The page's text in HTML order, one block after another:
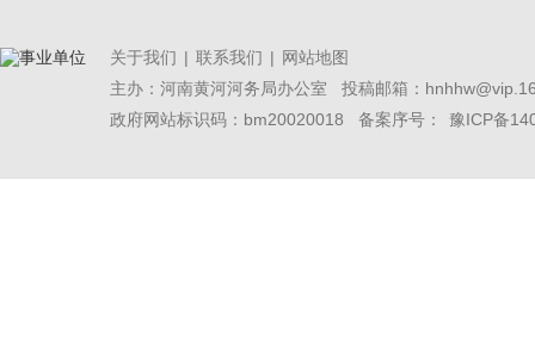
关于我们 | 联系我们 | 网站地图
主办：河南黄河河务局办公室 投稿邮箱：
政府网站标识码：bm20020018 备案序号：
豫ICP备